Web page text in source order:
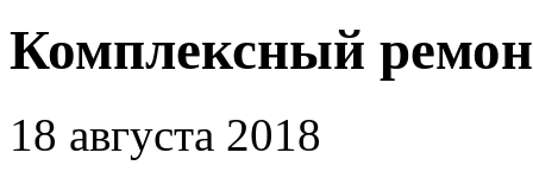
Комплексный
18 августа 2018